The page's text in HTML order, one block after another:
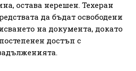
остава нерешен. Техеран
да бъдат освободени
на документа, докато
достъп с